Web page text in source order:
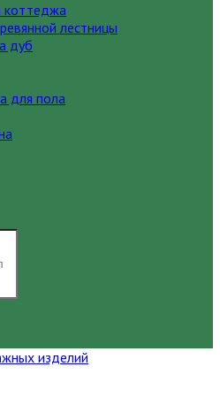
коттеджа
лестницы
дуб
для пола